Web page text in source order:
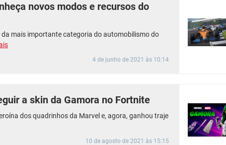
novos modos e recursos do
da mais importante categoria do automobilismo do
4 de junho de 2021 às 10:14
a skin da Gamora no Fortnite
dos quadrinhos da Marvel e, agora, ganhou traje
10 de agosto de 2021 às 15:15